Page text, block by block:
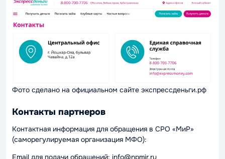
Фото сделано на официальном сайте экспрессденьги.рф
Контакты партнеров
Контактная информация для обращения в СРО «МиР»
(саморегулируемая организация МФО):
Email для подачи обращений: info@npmir.ru